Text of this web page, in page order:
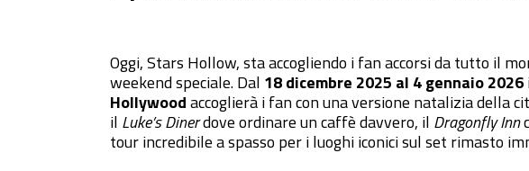
Oggi, Stars Hollow, sta accogliendo i fan accorsi da tutto il
weekend speciale. Dal 18 dicembre 2025 al 4 gennaio 2026
Hollywoodaccoglierà i fan con una versione natalizia della
il Luke’s Dinerdove ordinare un caffè davvero, il Dragonfly Inn
tour incredibile a spasso per i luoghi iconici sul set rimasto